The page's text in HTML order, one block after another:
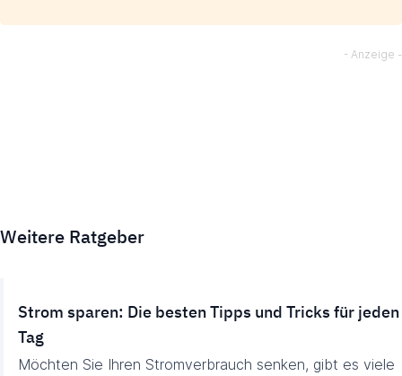
Weitere Ratgeber
Strom sparen: Die besten Tipps und Tricks für jeden
Tag
Möchten Sie Ihren Stromverbrauch senken, gibt es viele